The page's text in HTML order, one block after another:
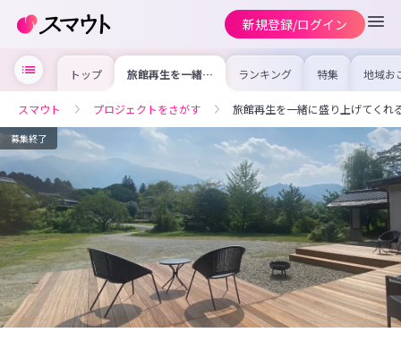
新規登録/ログイン
トップ 旅館再生を一緒に
盛り上げてくれる
集！
ランキング 特集 地域お
の求
を集め
事内容
を比較
合った
けよう
スマウト プロジェクトをさがす 旅館再生を一緒に盛り上げてくれ
募集終了